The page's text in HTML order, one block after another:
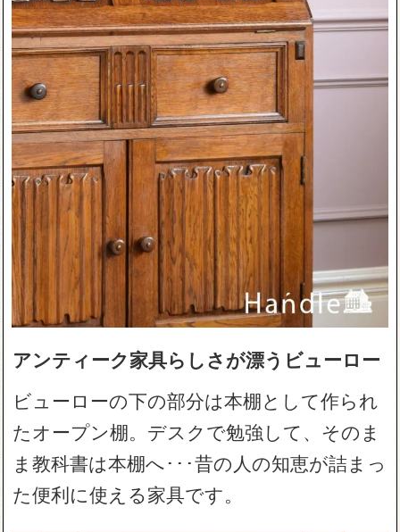
アンティーク家具らしさが漂うビューロー
ビューローの下の部分は本棚として作られ
たオープン棚。デスクで勉強して、そのま
ま教科書は本棚へ･･･昔の人の知恵が詰まっ
た便利に使える家具です。